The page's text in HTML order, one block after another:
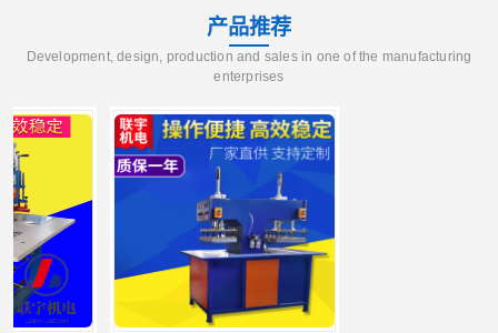
产品推荐
Development, design, production and sales in one of the manufacturing
enterprises